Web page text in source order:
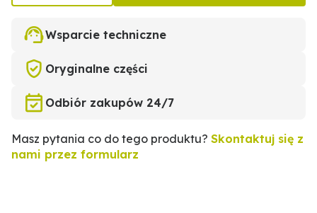
Wsparcie techniczne
Oryginalne części
Odbiór zakupów 24/7
Masz pytania co do tego produktu? Skontaktuj się z
nami przez formularz